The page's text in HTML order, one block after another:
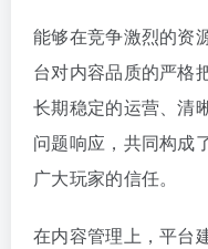
能够在竞争激烈的资
台对内容品质的严格
长期稳定的运营、清
问题响应，共同构成
广大玩家的信任。
在内容管理上，平台